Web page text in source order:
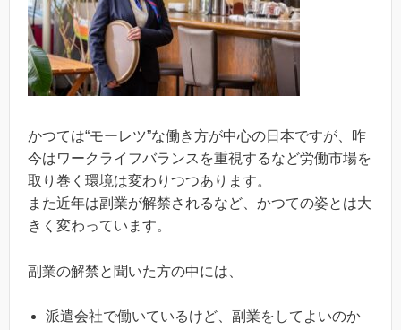
かつては“モーレツ”な働き方が中心の日本ですが、昨
今はワークライフバランスを重視するなど労働市場を
取り巻く環境は変わりつつあります。
また近年は副業が解禁されるなど、かつての姿とは大
きく変わっています。
副業の解禁と聞いた方の中には、
派遣会社で働いているけど、副業をしてよいのか